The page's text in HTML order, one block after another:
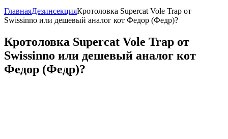
ГлавнаяДезинсекцияКротоловка Supercat Vole Trap от
Swissinno или дешевый аналог кот Федор (Федр)?
Кротоловка Supercat Vole Trap от
Swissinno или дешевый аналог кот
Федор (Федр)?